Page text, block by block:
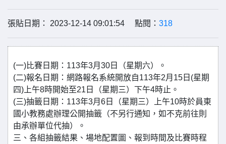
張貼日期： 2023-12-14 09:01:54 點閱： 318
(一)比賽日期：113年3月30日（星期六）。
(二)報名日期：網路報名系統開放自113年2月15日(星期
四)上午8時開始至21日（星期三）下午4時止。
(三)抽籤日期：113年3月6日（星期三）上午10時於員東
國小教務處辦理公開抽籤（不另行通知，如不克前往則
由承辦單位代抽）。
三、各組抽籤結果、場地配置圖、報到時間及比賽時程